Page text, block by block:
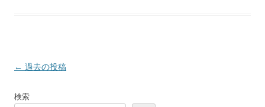
投
ナ
← 過去の投稿
検索